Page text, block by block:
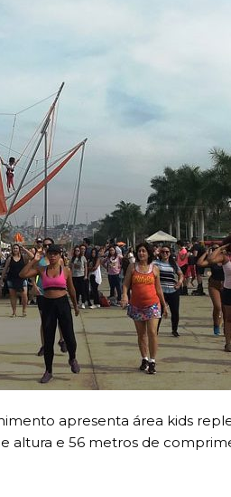
apresenta área kids
altura e 56 metros de